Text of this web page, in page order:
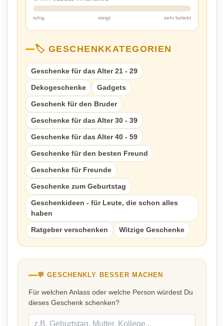
ruhig steigt sehr beliebt
🏷️ GESCHENKKATEGORIEN
Geschenke für das Alter 21 - 29
Dekogeschenke Gadgets
Geschenk für den Bruder
Geschenke für das Alter 30 - 39
Geschenke für das Alter 40 - 59
Geschenke für den besten Freund
Geschenke für Freunde
Geschenke zum Geburtstag
Geschenkideen - für Leute, die schon alles
haben
Ratgeber verschenken Witzige Geschenke
💬 GESCHENKLY BESSER MACHEN
Für welchen Anlass oder welche Person würdest Du
dieses Geschenk schenken?